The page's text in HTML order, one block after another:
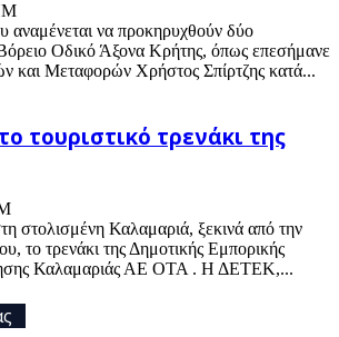
αναμένεται να προκηρυχθούν δύο
Βόρειο Οδικό Άξονα Κρήτης, όπως επεσήμανε
και Μεταφορών Χρήστος Σπίρτζης κατά...
τουριστικό τρενάκι της
στολισμένη Καλαμαριά, ξεκινά από την
το τρενάκι της Δημοτικής Εμπορικής
Καλαμαριάς ΑΕ ΟΤΑ . Η ΔΕΤΕΚ,...